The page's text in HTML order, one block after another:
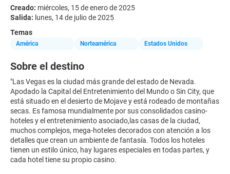
Creado: miércoles, 15 de enero de 2025
Salida: lunes, 14 de julio de 2025
Temas
América Norteamérica Estados Unidos
Sobre el destino
"Las Vegas es la ciudad más grande del estado de Nevada.
Apodado la Capital del Entretenimiento del Mundo o Sin City, que
está situado en el desierto de Mojave y está rodeado de montañas
secas. Es famosa mundialmente por sus consolidados casino-
hoteles y el entretenimiento asociado,las casas de la ciudad,
muchos complejos, mega-hoteles decorados con atención a los
detalles que crean un ambiente de fantasía. Todos los hoteles
tienen un estilo único, hay lugares especiales en todas partes, y
cada hotel tiene su propio casino.